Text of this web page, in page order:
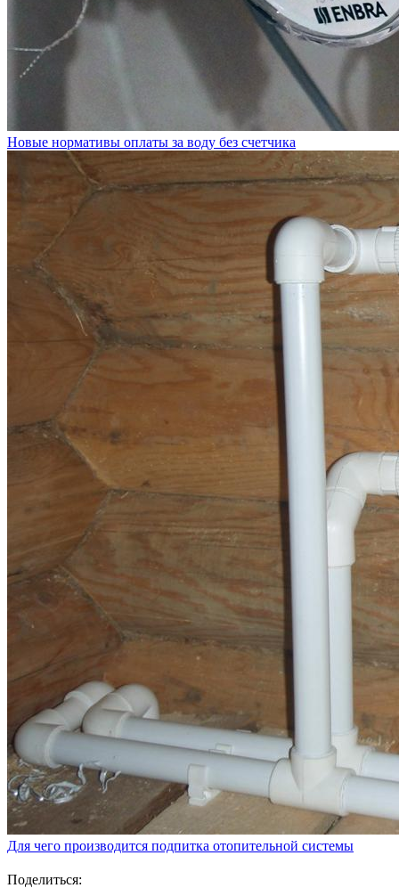
Новые нормативы оплаты за воду без счетчика
Для чего производится подпитка отопительной системы
Поделиться: